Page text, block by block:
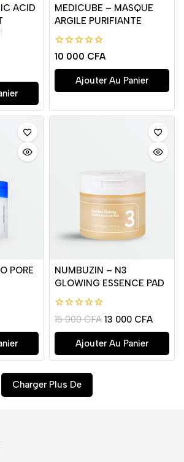
ACID
MEDICUBE – MASQUE
ARGILE PURIFIANTE
0
de
5
10 000 CFA
Ajouter Au Panier
PORE
NUMBUZIN – N3
GLOWING ESSENCE PAD
0
de
5
15 000CFA 13 000 CFA
Ajouter Au Panier
Charger Plus De